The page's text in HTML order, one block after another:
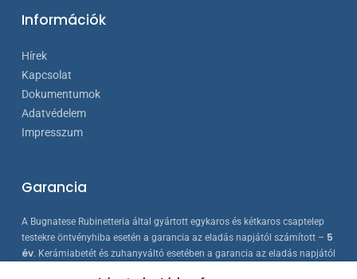
Információk
Hírek
Kapcsolat
Dokumentumok
Adatvédelem
Impresszum
Garancia
A Bugnatese Rubinetteria által gyártott egykaros és kétkaros csaptelep
testekre öntvényhiba esetén a garancia az eladás napjától számított – 5
év. Kerámiabetét és zuhanyváltó esetében a garancia az eladás napjától